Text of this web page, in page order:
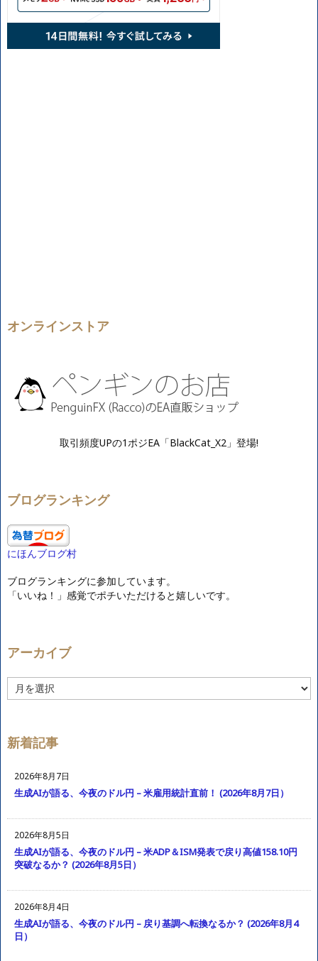
オンラインストア
取引頻度UPの1ポジEA「BlackCat_X2」登場!
ブログランキング
にほんブログ村
ブログランキングに参加しています。
「いいね！」感覚でポチいただけると嬉しいです。
アーカイブ
ー
ブ
新着記事
2026年8月7日
生成AIが語る、今夜のドル円 – 米雇用統計直前！ (2026年8月7日）
2026年8月5日
生成AIが語る、今夜のドル円 – 米ADP＆ISM発表で戻り高値158.10円
突破なるか？ (2026年8月5日）
2026年8月4日
生成AIが語る、今夜のドル円 – 戻り基調へ転換なるか？ (2026年8月4
日）